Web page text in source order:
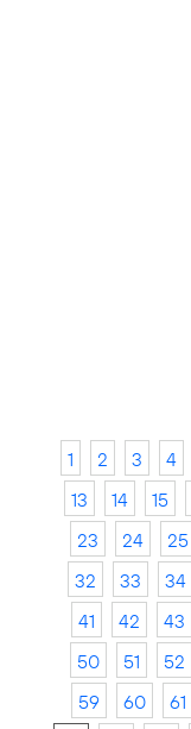
1 2 3 4
13
14 15
23
24 25
32
33 34
41
42 43
50
51 52
59
60 61